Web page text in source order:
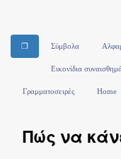
❒ Σύμβολα
Εικονίδια
Γραμματοσειρές Home
Πώς να